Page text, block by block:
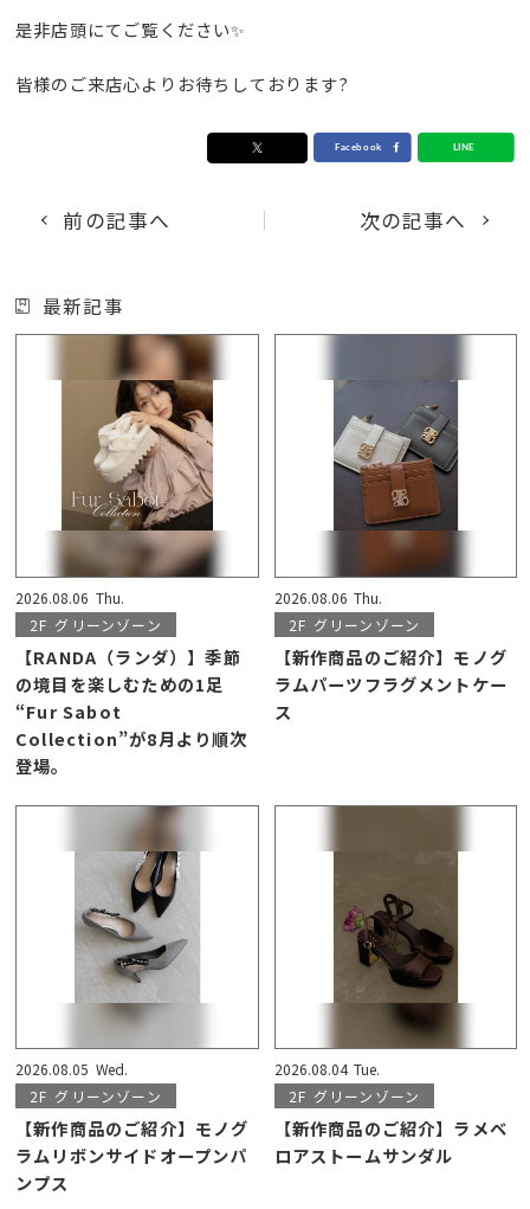
是非店頭にてご覧ください✨
皆様のご来店心よりお待ちしております?
前の記事へ 次の記事へ
最新記事
2026.08.06 Thu.
2F グリーンゾーン
【RANDA（ランダ）】季節
の境目を楽しむための1足
“Fur Sabot
Collection”が8月より順次
登場。
2026.08.06 Thu.
2F グリーンゾーン
【新作商品のご紹介】モノグ
ラムパーツフラグメントケー
ス
2026.08.05 Wed.
2F グリーンゾーン
【新作商品のご紹介】モノグ
ラムリボンサイドオープンパ
ンプス
2026.08.04 Tue.
2F グリーンゾーン
【新作商品のご紹介】ラメベ
ロアストームサンダル